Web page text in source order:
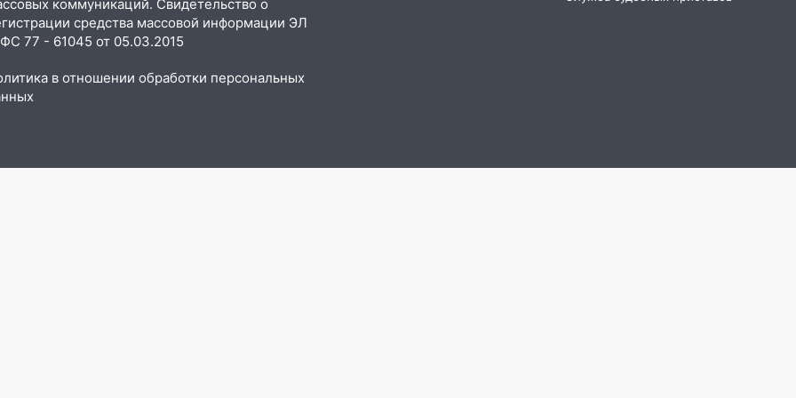
коммуникаций. Свидетельство о
средства массовой информации ЭЛ
77 - 61045 от 05.03.2015
в отношении обработки персональных